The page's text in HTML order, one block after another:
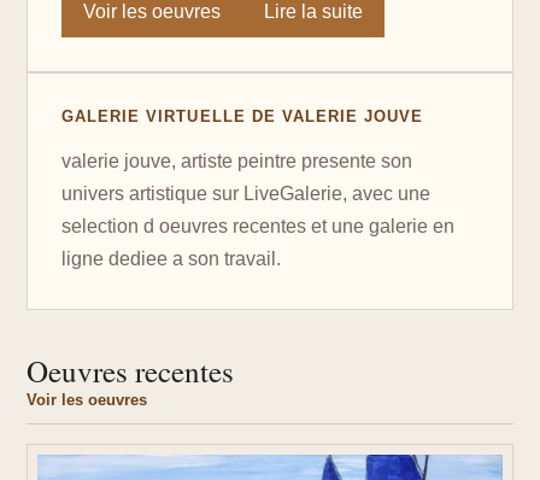
Voir les oeuvres Lire la suite
GALERIE VIRTUELLE DE VALERIE JOUVE
valerie jouve, artiste peintre presente son
univers artistique sur LiveGalerie, avec une
selection d oeuvres recentes et une galerie en
ligne dediee a son travail.
Oeuvres recentes
Voir les oeuvres